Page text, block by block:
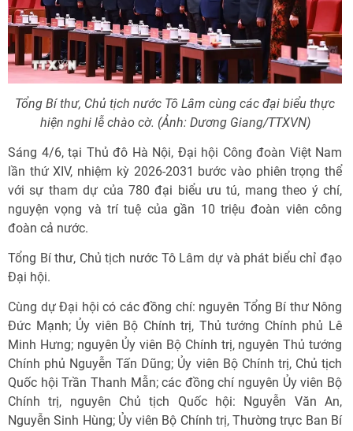
Tổng Bí thư, Chủ tịch nước Tô Lâm cùng các đại biểu thực
hiện nghi lễ chào cờ. (Ảnh: Dương Giang/TTXVN)
Sáng 4/6, tại Thủ đô Hà Nội, Đại hội Công đoàn Việt Nam
lần thứ XIV, nhiệm kỳ 2026-2031 bước vào phiên trọng thể
với sự tham dự của 780 đại biểu ưu tú, mang theo ý chí,
nguyện vọng và trí tuệ của gần 10 triệu đoàn viên công
đoàn cả nước.
Tổng Bí thư, Chủ tịch nước Tô Lâm dự và phát biểu chỉ đạo
Đại hội.
Cùng dự Đại hội có các đồng chí: nguyên Tổng Bí thư Nông
Đức Mạnh; Ủy viên Bộ Chính trị, Thủ tướng Chính phủ Lê
Minh Hưng; nguyên Ủy viên Bộ Chính trị, nguyên Thủ tướng
Chính phủ Nguyễn Tấn Dũng; Ủy viên Bộ Chính trị, Chủ tịch
Quốc hội Trần Thanh Mẫn; các đồng chí nguyên Ủy viên Bộ
Chính trị, nguyên Chủ tịch Quốc hội: Nguyễn Văn An,
Nguyễn Sinh Hùng; Ủy viên Bộ Chính trị, Thường trực Ban Bí